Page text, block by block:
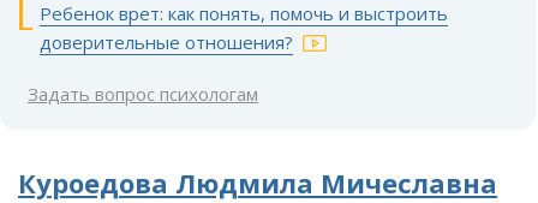
Ребенок врет: как понять, помочь и выстроить
доверительные отношения?
Задать вопрос психологам
Куроедова Людмила Мичеславна